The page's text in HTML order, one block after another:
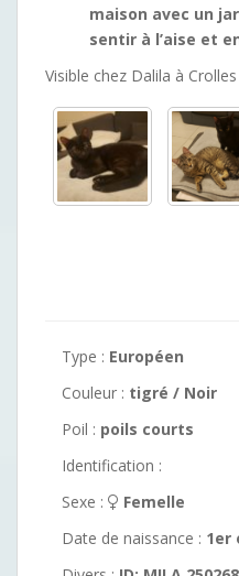
maison avec un
sentir à l’aise et
Visible chez Dalila à Crolles
Type : Européen
Couleur : tigré / Noir
Poil : poils courts
Identification :
Sexe :
Femelle
Date de naissance : 1er